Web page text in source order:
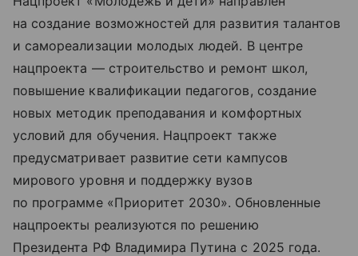
на создание возможностей для развития талантов
и самореализации молодых людей. В центре
нацпроекта — строительство и ремонт школ,
повышение квалификации педагогов, создание
новых методик преподавания и комфортных
условий для обучения. Нацпроект также
предусматривает развитие сети кампусов
мирового уровня и поддержку вузов
по программе «Приоритет 2030». Обновленные
нацпроекты реализуются по решению
Президента РФ Владимира Путина с 2025 года.